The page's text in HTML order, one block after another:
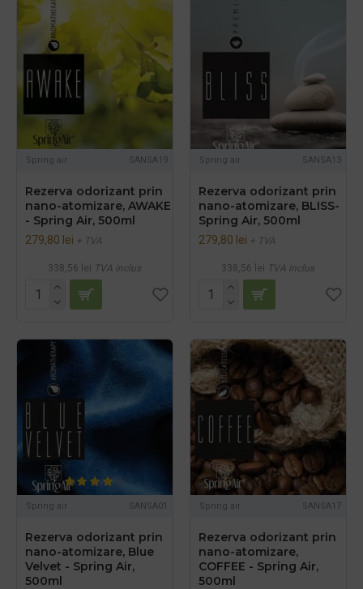
Spring air SANSA19
Rezerva odorizant prin
nano-atomizare, AWAKE
- Spring Air, 500ml
279,80 lei + TVA
338,56 lei TVA inclus
Spring air SANSA13
Rezerva odorizant prin
nano-atomizare, BLISS-
Spring Air, 500ml
279,80 lei + TVA
338,56 lei TVA inclus
Spring air SANSA01
Rezerva odorizant prin
nano-atomizare, Blue
Velvet - Spring Air,
500ml
Spring air SANSA17
Rezerva odorizant prin
nano-atomizare,
COFFEE - Spring Air,
500ml